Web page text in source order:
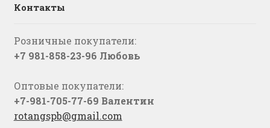
Контакты
Розничные покупатели:
+7 981-858-23-96 Любовь
Оптовые покупатели:
+7-981-705-77-69 Валентин
rotangspb@gmail.com